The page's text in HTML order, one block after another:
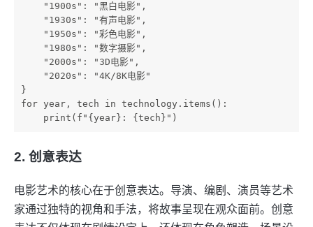
    "1900s": "黑白电影",
    "1930s": "有声电影",
    "1950s": "彩色电影",
    "1980s": "数字摄影",
    "2000s": "3D电影",
    "2020s": "4K/8K电影"
}
for year, tech in technology.items():
2. 创意表达
电影艺术的核心在于创意表达。导演、编剧、演员等艺术
家通过独特的视角和手法，将故事呈现在观众面前。创意